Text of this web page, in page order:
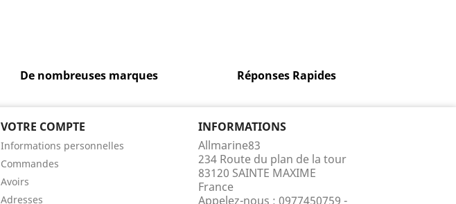
De nombreuses marques Réponses Rapides
VOTRE COMPTE
Informations personnelles
Commandes
Avoirs
Adresses
INFORMATIONS
Allmarine83
234 Route du plan de la tour
83120 SAINTE MAXIME
France
Appelez-nous : 0977450759 -